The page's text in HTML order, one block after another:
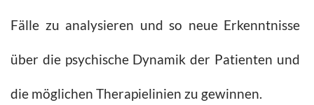
Fälle zu analysieren und so neue Erkenntnisse
über die psychische Dynamik der Patienten und
die möglichen Therapielinien zu gewinnen.